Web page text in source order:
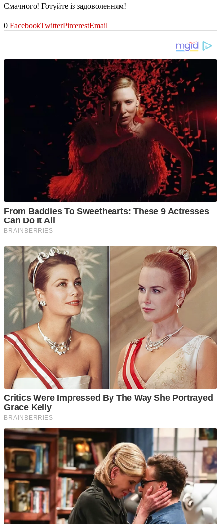
Смачного! Готуйте із задоволенням!
0 FacebookTwitterPinterestEmail